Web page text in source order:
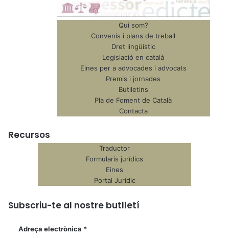
Qui som?
Convenis i plans de treball
Dret lingüístic
Legislació en català
Eines per a advocades i advocats
Premis i jornades
Butlletins
Pla de Foment de Català
Contacta
Recursos
Traductor
Formularis jurídics
Eines
Portal Jurídic
Subscriu-te al nostre butlletí
Adreça electrònica *